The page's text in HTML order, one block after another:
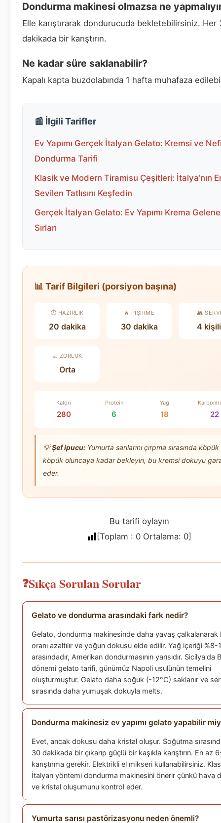
Dondurma makinesi olmazsa ne
Elle karıştırarak dondurucuda bekletebilirsiniz. Her
dakikada bir karıştırın.
Ne kadar süre saklanabilir?
Kapalı kapta buzdolabında 1 hafta muhafaza
📰 İlgili Tarifler
Ev Yapımı Gerçek İtalyan Gelato: Kremsi ve
Dondurma Tarifi
Klasik ve Modern Tiramisu Çeşitleri: İtalya’nın
Sevilen Tatlısını Keşfedin
Gerçek İtalyan Gelato: Ev Yapımı Krema
Sırları
📊 Tarif Bilgileri (porsiyon başına)
⏱️ HAZIRLIK
20 dakika
🔥 PIŞIRME
30 dakika
👥
4
📈 ZORLUK
Orta
Kalori
280
Protein
6
Yağ
18 22
💡Şef ipucu: Yumurta sarılarını çırpma sırasında köpük
köpük oluncaya kadar bekleyin, bu kremsi dokuyu
eder.
Bu tarifi oylayın
[Toplam : 0 Ortalama: 0]
Sıkça Sorulan Sorular
Gelato ve dondurma arasındaki fark nedir?
Gelato, dondurma makinesinde daha yavaş çalkalanarak
oranı azaltılır ve yoğun dokusu elde edilir. Yağ içeriği %8-
arasındadır, Amerikan dondurmasının yarısıdır. Sicilya'da
dönemi gelato tarifi, günümüz Napoli usulünün temelini
oluşturmuştur. Gelato daha soğuk (-12°C) saklanır ve
sırasında daha yumuşak dokuyla melts.
Dondurma makinesiz ev yapımı gelato yapabilir
Evet, ancak dokusu daha kristal oluşur. Soğutma
30 dakikada bir çıkarıp güçlü bir kaşıkla karıştırın. En az
karıştırma gerekir. Elektrikli el mikseri kullanabilirsiniz.
İtalyan yöntemi dondurma makinesini önerir çünkü hava
ve kristal oluşumunu kontrol eder.
Yumurta sarısı pastörizasyonu neden önemli?